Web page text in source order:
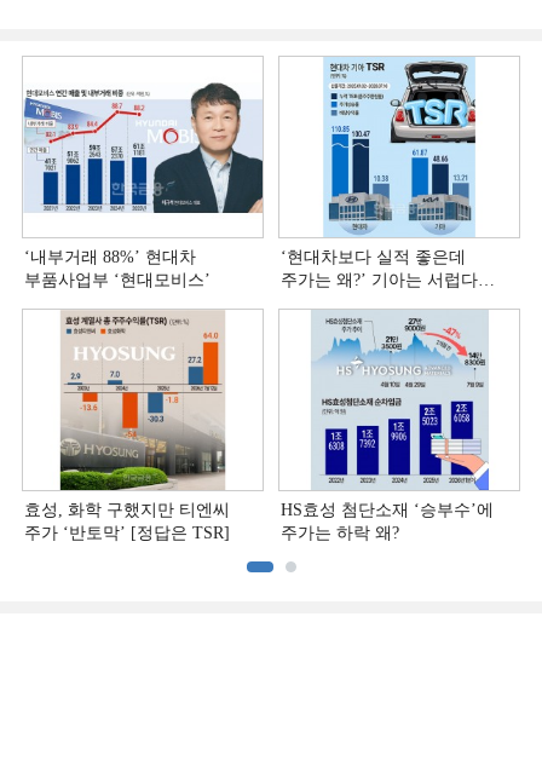
‘내부거래 88%ʼ 현대차
부품사업부 ‘현대모비스ʼ
‘현대차보다 실적 좋은데
주가는 왜?ʼ 기아는 서럽다
효성, 화학 구했지만 티엔씨
주가 ‘반토막’ [정답은 TSR]
HS효성 첨단소재 ‘승부수’에
주가는 하락 왜?